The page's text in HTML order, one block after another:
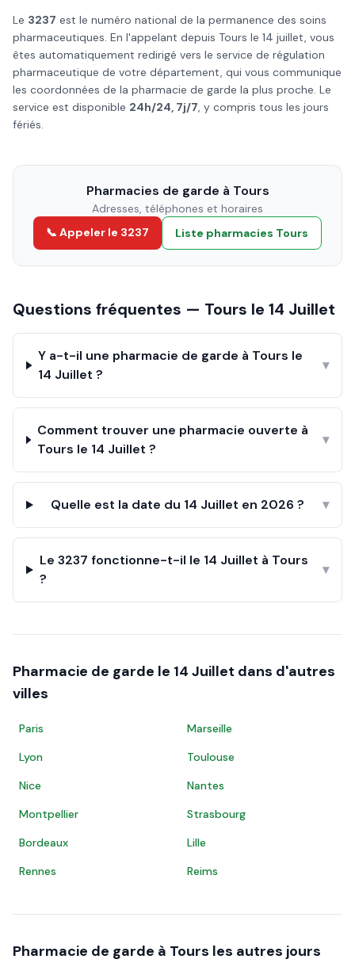
Le 3237 est le numéro national de la permanence des soins
pharmaceutiques. En l'appelant depuis Tours le 14 juillet, vous
êtes automatiquement redirigé vers le service de régulation
pharmaceutique de votre département, qui vous communique
les coordonnées de la pharmacie de garde la plus proche. Le
service est disponible 24h/24, 7j/7, y compris tous les jours
fériés.
Pharmacies de garde à Tours
Adresses, téléphones et horaires
📞 Appeler le 3237
Liste pharmacies Tours
Questions fréquentes — Tours le 14 Juillet
Y a-t-il une pharmacie de garde à Tours le
14 Juillet ?
▾
Comment trouver une pharmacie ouverte à
Tours le 14 Juillet ?
▾
Quelle est la date du 14 Juillet en 2026 ? ▾
Le 3237 fonctionne-t-il le 14 Juillet à Tours
?
▾
Pharmacie de garde le 14 Juillet dans d'autres
villes
Paris
Marseille
Lyon
Toulouse
Nice
Nantes
Montpellier
Strasbourg
Bordeaux
Lille
Rennes
Reims
Pharmacie de garde à Tours les autres jours